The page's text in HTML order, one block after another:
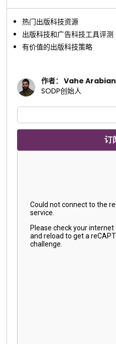
热门出版科技资源
出版科技和广告科技工具评测
有价值的出版科技策略
作者： Vahe Arabian
SODP创始人